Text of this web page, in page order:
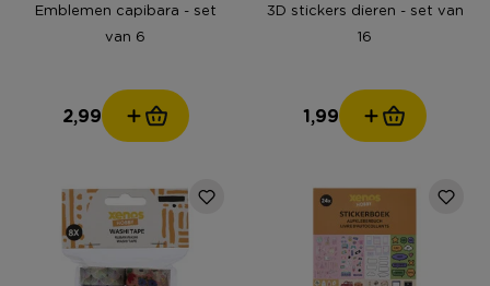
Emblemen capibara - set
van 6
2,99
3D stickers dieren - set van
16
1,99